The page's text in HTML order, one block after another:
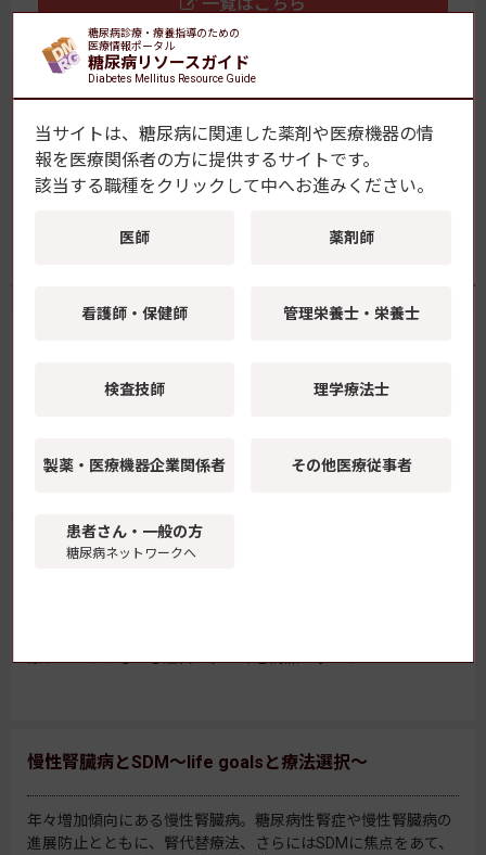
早見表（インスリン製剤・血糖記録アプリ）最新版を販売
糖尿病医療の現場で活躍する専門家が、最新のトピック、医薬
学会レポート
慢性腎臓病とSDM～life goalsと療法選択～
年々増加傾向にある慢性腎臓病。糖尿病性腎症や慢性腎臓病の
進展防止とともに、腎代替療法、さらにはSDMに焦点をあて、
糖尿病診療・療養指導のための
医療情報ポータル
糖尿病リソースガイド
Diabetes Mellitus Resource Guide
当サイトは、糖尿病に関連した薬剤や医療機器の情
報を医療関係者の方に提供するサイトです。
該当する職種をクリックして中へお進みください。
医師 薬剤師
看護師・保健師 管理栄養士・栄養士
検査技師 理学療法士
製薬・医療機器企業関係者 その他医療従事者
患者さん・一般の方
糖尿病ネットワークへ